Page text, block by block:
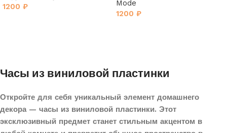
1200 ₽
Mode
1200 ₽
Часы из виниловой пластинки
Откройте для себя уникальный элемент домашнего
декора — часы из виниловой пластинки. Этот
эксклюзивный предмет станет стильным акцентом в